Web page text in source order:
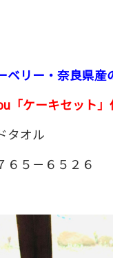
リー・奈良県産
「ケーキセット
タオル
６５－６５２６